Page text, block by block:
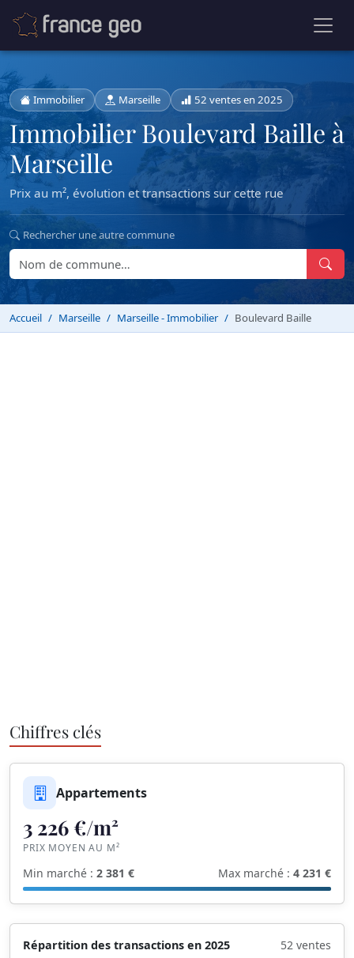
Immobilier Marseille 52 ventes en 2025
Immobilier Boulevard Baille à
Marseille
Prix au m², évolution et transactions sur cette rue
Rechercher une autre commune
Accueil Marseille Marseille - Immobilier Boulevard Baille
Chiffres clés
Appartements
3 226 €/m²
PRIX MOYEN AU M²
Min marché : 2 381 € Max marché : 4 231 €
Répartition des transactions en 2025 52 ventes